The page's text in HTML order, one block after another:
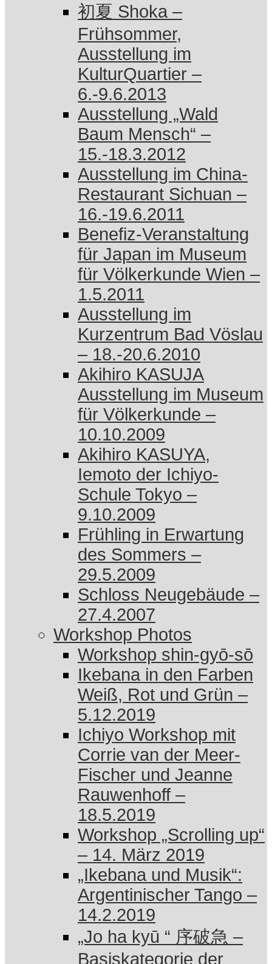
初夏 Shoka –
Frühsommer,
Ausstellung im
KulturQuartier –
6.-9.6.2013
Ausstellung „Wald
Baum Mensch“ –
15.-18.3.2012
Ausstellung im China-
Restaurant Sichuan –
16.-19.6.2011
Benefiz-Veranstaltung
für Japan im Museum
für Völkerkunde Wien –
1.5.2011
Ausstellung im
Kurzentrum Bad Vöslau
– 18.-20.6.2010
Akihiro KASUJA
Ausstellung im Museum
für Völkerkunde –
10.10.2009
Akihiro KASUYA,
Iemoto der Ichiyo-
Schule Tokyo –
9.10.2009
Frühling in Erwartung
des Sommers –
29.5.2009
Schloss Neugebäude –
27.4.2007
Workshop Photos
Workshop shin-gyō-sō
Ikebana in den Farben
Weiß, Rot und Grün –
5.12.2019
Ichiyo Workshop mit
Corrie van der Meer-
Fischer und Jeanne
Rauwenhoff –
18.5.2019
Workshop „Scrolling up“
– 14. März 2019
„Ikebana und Musik“:
Argentinischer Tango –
14.2.2019
„Jo ha kyū “ 序破急 –
Basiskategorie der